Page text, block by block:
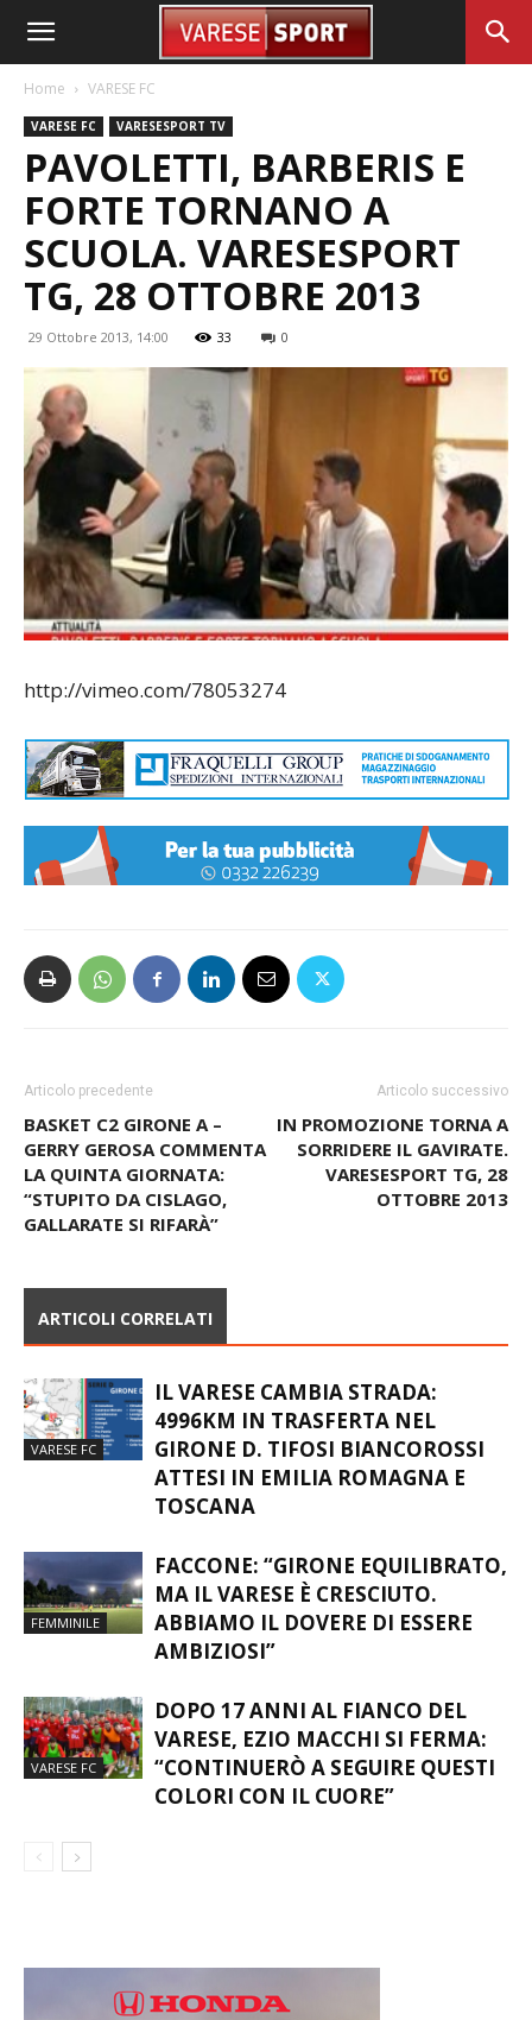
Home VARESE FC
VARESE FC VARESESPORT TV
PAVOLETTI, BARBERIS E
FORTE TORNANO A
SCUOLA. VARESESPORT
TG, 28 OTTOBRE 2013
29 Ottobre 2013, 14:00 33 0
http://vimeo.com/78053274
Articolo precedente
BASKET C2 GIRONE A –
GERRY GEROSA COMMENTA
LA QUINTA GIORNATA:
“STUPITO DA CISLAGO,
GALLARATE SI RIFARÀ”
Articolo successivo
IN PROMOZIONE TORNA A
SORRIDERE IL GAVIRATE.
VARESESPORT TG, 28
OTTOBRE 2013
ARTICOLI CORRELATI
VARESE FC
IL VARESE CAMBIA STRADA:
4996KM IN TRASFERTA NEL
GIRONE D. TIFOSI BIANCOROSSI
ATTESI IN EMILIA ROMAGNA E
TOSCANA
FEMMINILE
FACCONE: “GIRONE EQUILIBRATO,
MA IL VARESE È CRESCIUTO.
ABBIAMO IL DOVERE DI ESSERE
AMBIZIOSI”
VARESE FC
DOPO 17 ANNI AL FIANCO DEL
VARESE, EZIO MACCHI SI FERMA:
“CONTINUERÒ A SEGUIRE QUESTI
COLORI CON IL CUORE”